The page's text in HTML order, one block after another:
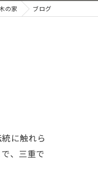
の家 ブログ
に触れら
、三重で